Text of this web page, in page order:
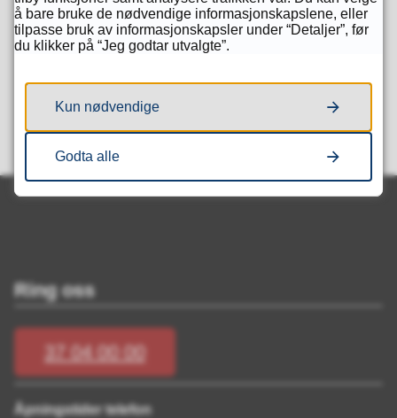
Fant du det du lette etter?
Ja
Ring oss
37 04 00 00
Åpningstider telefon
å bare bruke de nødvendige informasjonskapslene, eller
tilpasse bruk av informasjonskapsler under “Detaljer”, før
du klikker på “Jeg godtar utvalgte”.
Kun nødvendige
Godta alle